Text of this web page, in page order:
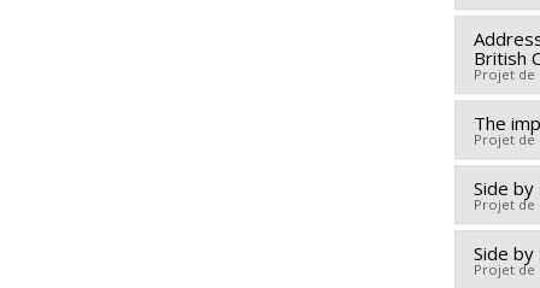
Grant
Lead
Grant
British
Projet de
Lead
Grant
The
Projet de
Lead
Side
Projet de
Lead
Side
Projet de